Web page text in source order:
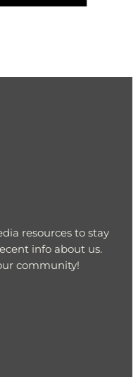
resources to stay
info about us.
community!